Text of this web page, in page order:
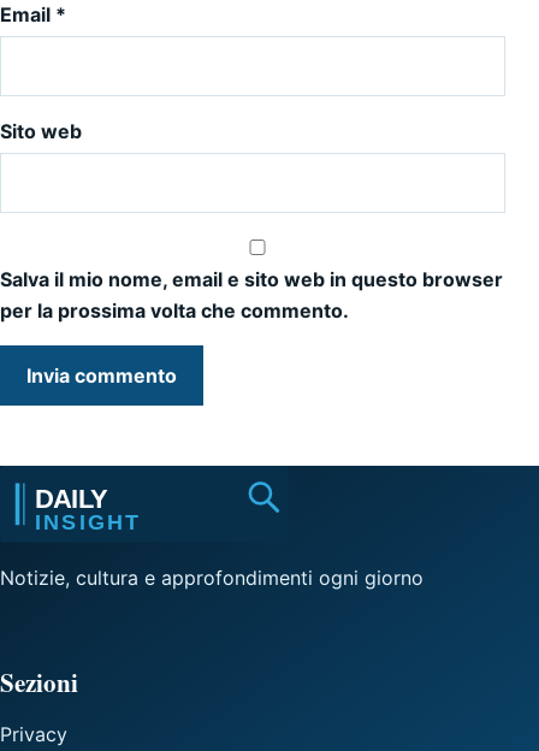
Email *
Sito web
Salva il mio nome, email e sito web in questo browser
per la prossima volta che commento.
Notizie, cultura e approfondimenti ogni giorno
Sezioni
Privacy